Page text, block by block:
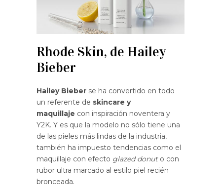
Rhode Skin, de Hailey
Bieber
Hailey Bieber se ha convertido en todo
un referente de skincare y
maquillaje con inspiración noventera y
Y2K. Y es que la modelo no sólo tiene una
de las pieles más lindas de la industria,
también ha impuesto tendencias como el
maquillaje con efecto glazed donuto con
rubor ultra marcado al estilo piel recién
bronceada.